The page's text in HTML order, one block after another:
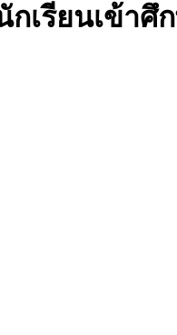
กเรียนเข้า